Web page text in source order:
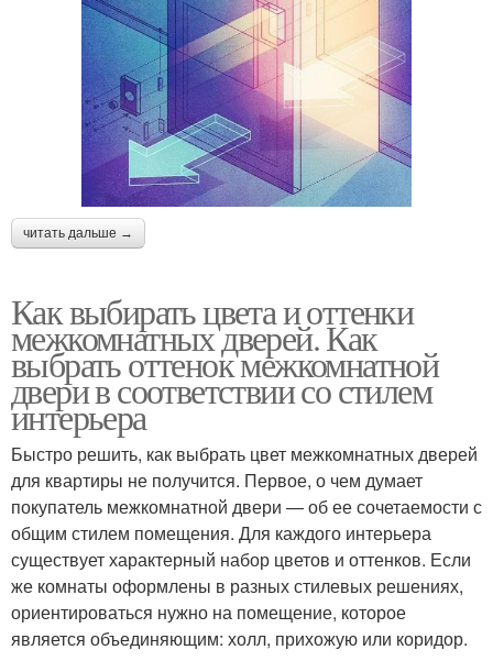
читать дальше →
Как выбирать цвета и оттенки
межкомнатных дверей. Как
выбрать оттенок межкомнатной
двери в соответствии со стилем
интерьера
Быстро решить, как выбрать цвет межкомнатных дверей
для квартиры не получится. Первое, о чем думает
покупатель межкомнатной двери — об ее сочетаемости с
общим стилем помещения. Для каждого интерьера
существует характерный набор цветов и оттенков. Если
же комнаты оформлены в разных стилевых решениях,
ориентироваться нужно на помещение, которое
является объединяющим: холл, прихожую или коридор.